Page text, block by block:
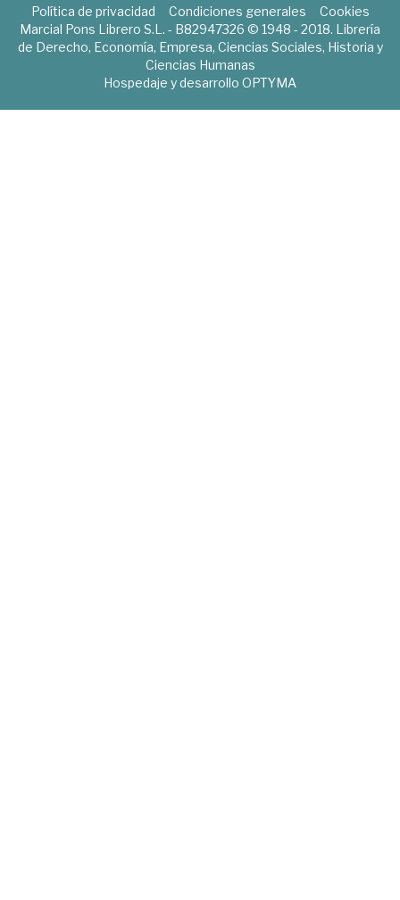
Política de privacidad Condiciones generales
Cookies
Marcial Pons Librero S.L. - B82947326 © 1948 - 2018. Librería
de Derecho, Economía, Empresa, Ciencias Sociales, Historia y
Ciencias Humanas
Hospedaje y desarrollo OPTYMA